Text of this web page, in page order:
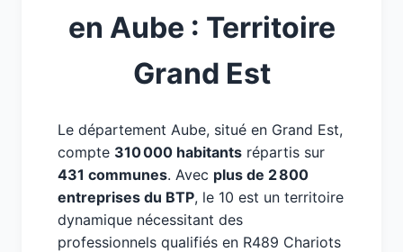
en Aube : Territoire
Grand Est
Le département Aube, situé en Grand Est,
compte 310 000 habitants répartis sur
431 communes. Avec plus de 2 800
entreprises du BTP, le 10 est un territoire
dynamique nécessitant des
professionnels qualifiés en R489 Chariots